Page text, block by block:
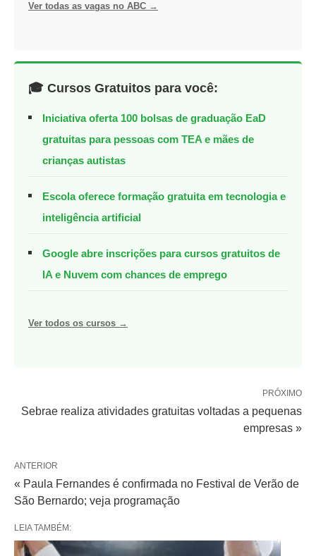
Ver todas as vagas no ABC →
🎓 Cursos Gratuitos para você:
Iniciativa oferta 100 bolsas de graduação EaD
gratuitas para pessoas com TEA e mães de
crianças autistas
Escola oferece formação gratuita em tecnologia e
inteligência artificial
Google abre inscrições para cursos gratuitos de
IA e Nuvem com chances de emprego
Ver todos os cursos →
PRÓXIMO
Sebrae realiza atividades gratuitas voltadas a pequenas
empresas »
ANTERIOR
« Paula Fernandes é confirmada no Festival de Verão de
São Bernardo; veja programação
LEIA TAMBÉM: